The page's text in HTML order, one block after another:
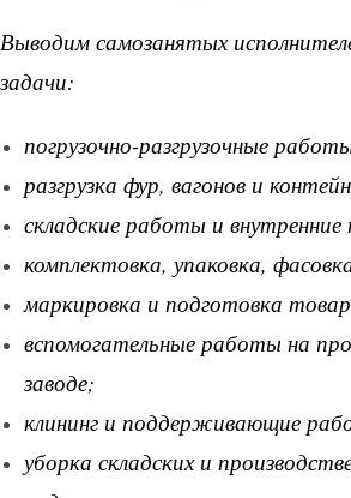
Выводим самозанятых
задачи:
погрузочно-разгрузочные
разгрузка фур, вагонов и
складские работы и внутренние
комплектовка, упаковка,
маркировка и подготовка
вспомогательные работы на
заводе;
клининг и поддерживающие
уборка складских и